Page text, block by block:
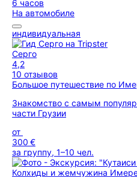
6 часов
На автомобиле
индивидуальная
Серго
4,2
10 отзывов
Большое путешествие по
Знакомство с самым
части Грузии
от
300 €
за группу, 1–10 чел.